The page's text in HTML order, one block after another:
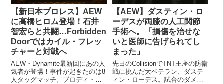
【新日本プロレス】AEW
に高橋ヒロム登場！石井
智宏らと共闘…Forbidden
Doorではカイル・フレッ
チャーと対戦へ
AEW・Dynamite最新回にあの人
気者が登場！事件が起きたのは8
人タッグマッチ。ブロディ・キ
【AEW】ダスティン・ロ
ーデスが両膝の人工関節
手術へ。「損傷を治せな
いと医師に告げられてし
まった」
先日のCollisionでTNT王座の防衛
戦に挑んだ大ベテラン、ダステ
ィン・ローデス。試合のダメー